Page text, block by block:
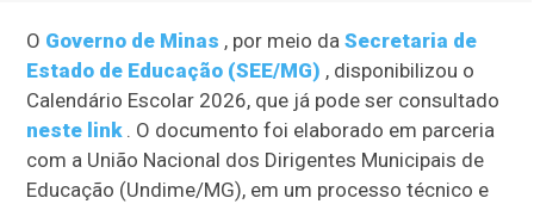
O Governo de Minas , por meio daSecretaria de
Estado de Educação (SEE/MG) , disponibilizou o
Calendário Escolar 2026, que já pode ser consultado
neste link. O documento foi elaborado em parceria
com a União Nacional dos Dirigentes Municipais de
Educação (Undime/MG), em um processo técnico e